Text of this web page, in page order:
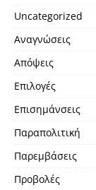
Uncategorized
Αναγνώσεις
Απόψεις
Επιλογές
Επισημάνσεις
Παραπολιτική
Παρεμβάσεις
Προβολές